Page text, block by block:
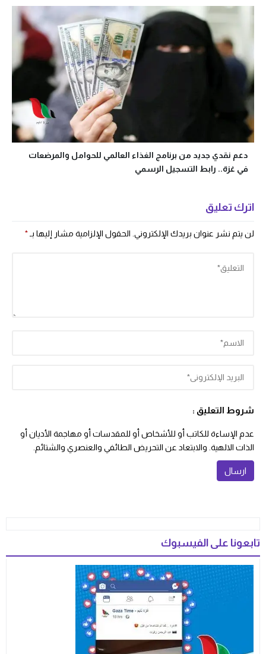
دعم نقدي جديد من برنامج الغذاء العالمي للحوامل والمرضعات
في غزة.. رابط التسجيل الرسمي
اترك تعليق
لن يتم نشر عنوان بريدك الإلكتروني. الحقول الإلزامية مشار إليها بـ *
شروط التعليق :
عدم الإساءة للكاتب أو للأشخاص أو للمقدسات أو مهاجمة الأديان أو
الذات الالهية. والابتعاد عن التحريض الطائفي والعنصري والشتائم.
تابعونا على الفيسبوك